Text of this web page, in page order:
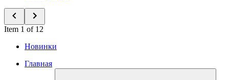
Item 1 of 12
Новинки
Главная